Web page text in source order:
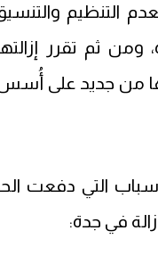
التنظيم
ثم تقرر
من جديد على
التي دفعت
في جدة: